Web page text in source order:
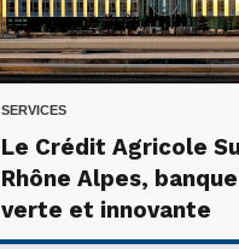
SERVICES
Le Crédit Agricole
Rhône Alpes, banque
verte et innovante